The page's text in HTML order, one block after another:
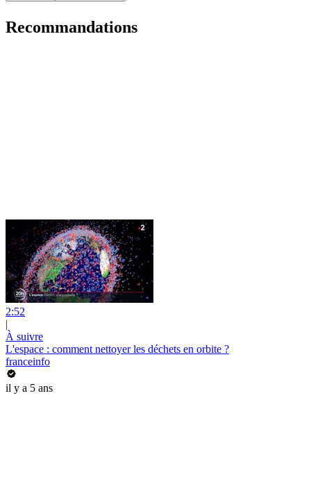
Recommandations
2:52
|
À suivre
L'espace : comment nettoyer les déchets en orbite ?
franceinfo
il y a 5 ans